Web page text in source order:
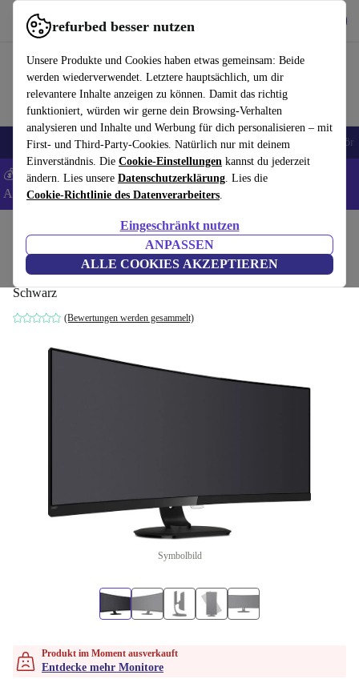
refurbed besser nutzen
Unsere Produkte und Cookies haben etwas gemeinsam: Beide
werden wiederverwendet. Letztere hauptsächlich, um dir
relevantere Inhalte anzeigen zu können. Damit das richtig
funktioniert, würden wir gerne dein Browsing-Verhalten
analysieren und Inhalte und Werbung für dich personalisieren – mit
First- und Third-Party-Cookies. Natürlich nur mit deinem
Einverständnis. Die Cookie-Einstellungen kannst du jederzeit
ändern. Lies unsere Datenschutzerklärung. Lies die
Cookie-Richtlinie des Datenverarbeiters.
Eingeschränkt nutzen
ANPASSEN
ALLE COOKIES AKZEPTIEREN
refurbed schnell und einfach nutzen
🎒 Back to school Handys Laptops Tablets Smartwatches Zubehör
💰 Extra -8% auf Samsung- und Google-Smartphones - Code:
ANDROID8 -AGB
Monitore
Philips P-line 349P7FUBEB | 34-Zoll
Schwarz
(Bewertungen werden gesammelt)
Symbolbild
Produkt im Moment ausverkauft
Entdecke mehr Monitore